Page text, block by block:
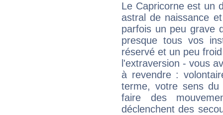
Le Capricorne est un
astral de naissance
parfois un peu grave
presque tous vos
réservé et un peu
l'extraversion - vous
à revendre :
terme, votre sens
faire des
déclenchent des